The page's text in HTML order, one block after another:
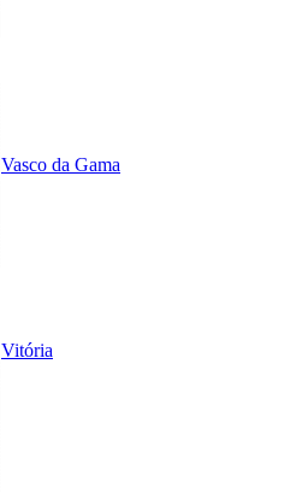
Vasco da Gama
Vitória